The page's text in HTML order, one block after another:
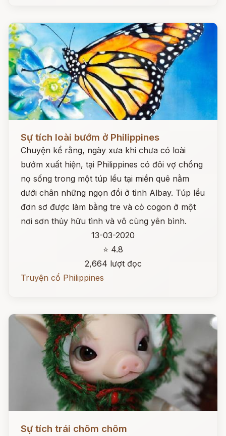
Sự tích loài bướm ở Philippines
Chuyện kể rằng, ngày xưa khi chưa có loài
bướm xuất hiện, tại Philippines có đôi vợ chồng
nọ sống trong một túp lều tại miền quê nằm
dưới chân những ngọn đồi ở tỉnh Albay. Túp lều
đơn sơ được làm bằng tre và cỏ cogon ở một
nơi sơn thủy hữu tình và vô cùng yên bình.
13-03-2020
⭐ 4.8
2,664 lượt đọc
Truyện cổ Philippines
Sự tích trái chôm chôm